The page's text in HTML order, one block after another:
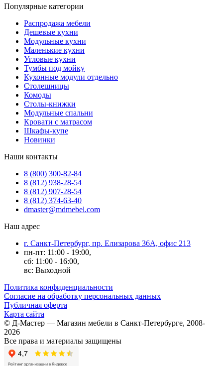
Популярные категории
Распродажа мебели
Дешевые кухни
Модульные кухни
Маленькие кухни
Угловые кухни
Тумбы под мойку
Кухонные модули отдельно
Столешницы
Комоды
Столы-книжки
Модульные спальни
Кровати с матрасом
Шкафы-купе
Новинки
Наши контакты
8 (800) 300-82-84
8 (812) 938-28-54
8 (812) 907-28-54
8 (812) 374-63-40
dmaster@mdmebel.com
Наш адрес
г. Санкт-Петербург, пр. Елизарова 36А, офис 213
пн-пт: 11:00 - 19:00,
сб: 11:00 - 16:00,
вс: Выходной
Политика конфиденциальности
Согласие на обработку персональных данных
Публичная оферта
Карта сайта
© Д-Мастер — Магазин мебели в Санкт-Петербурге, 2008-
2026
Все права и материалы защищены